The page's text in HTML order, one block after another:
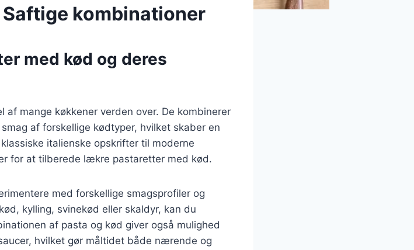
kombinationer
med kød og deres
mange køkkener verden over. De kombinerer
af forskellige kødtyper, hvilket skaber en
italienske opskrifter til moderne
for at tilberede lækre pastaretter med kød.
med forskellige smagsprofiler og
kylling, svinekød eller skaldyr, kan du
af pasta og kød giver også mulighed
hvilket gør måltidet både nærende og